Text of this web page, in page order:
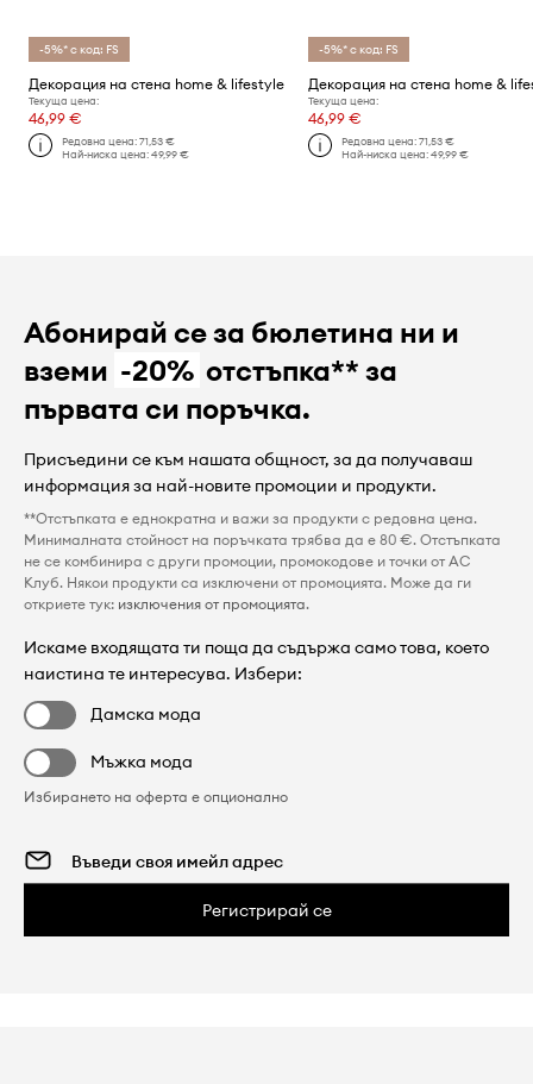
-5%* с код: FS
Декорация на стена home & lifestyle
Текуща цена:
46,99 €
Редовна цена:71,53 €
Най-ниска цена:49,99 €
-5%* с код: FS
Текуща цена:
46,99 €
Редовна цена: 71,53 €
Най-ниска цена: 49,99 €
Абонирай се за бюлетина ни и
вземи -20% отстъпка** за
първата си поръчка.
Присъедини се към нашата общност, за да получаваш
информация за най-новите промоции и продукти.
**Отстъпката е еднократна и важи за продукти с редовна цена.
Минималната стойност на поръчката трябва да е 80 €. Отстъпката
не се комбинира с други промоции, промокодове и точки от AC
Клуб. Някои продукти са изключени от промоцията. Може да ги
откриете тук: изключения от промоцията.
Искаме входящата ти поща да съдържа само това, което
наистина те интересува. Избери:
Дамска мода
Мъжка мода
Избирането на оферта е опционално
Регистрирай се